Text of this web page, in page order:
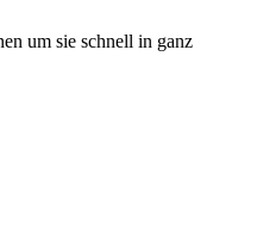
um sie schnell in ganz